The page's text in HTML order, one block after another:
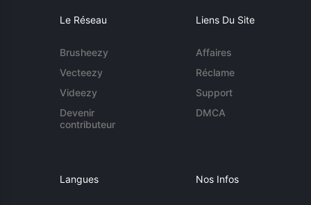
Le Réseau
Brusheezy
Vecteezy
Videezy
Devenir
contributeur
Liens Du Site
Affaires
Réclame
Support
DMCA
Langues Nos Infos